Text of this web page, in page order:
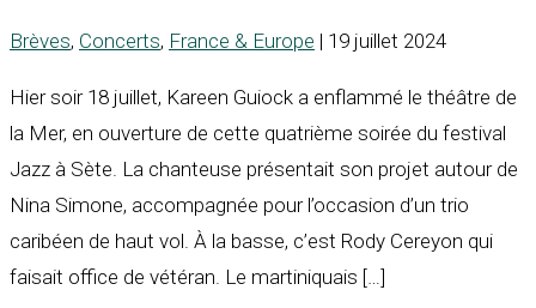
Brèves, Concerts, France & Europe | 19 juillet 2024
Hier soir 18 juillet, Kareen Guiock a enflammé le théâtre de
la Mer, en ouverture de cette quatrième soirée du festival
Jazz à Sète. La chanteuse présentait son projet autour de
Nina Simone, accompagnée pour l’occasion d’un trio
caribéen de haut vol. À la basse, c’est Rody Cereyon qui
faisait office de vétéran. Le martiniquais […]